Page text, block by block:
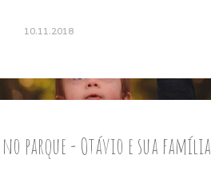
10.11.2018
parque - Otávio e sua família